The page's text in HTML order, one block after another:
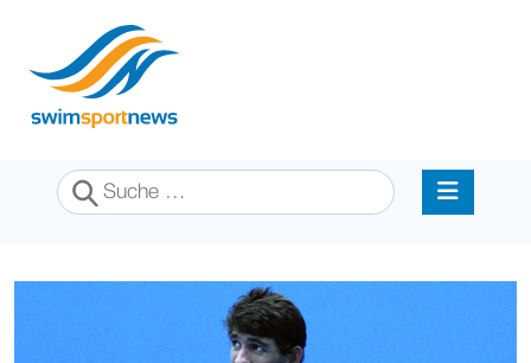
Suchen